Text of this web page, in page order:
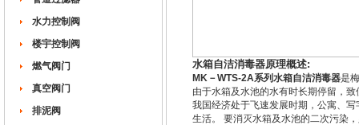
水力控制阀
楼宇控制阀
燃气阀门
真空阀门
排泥阀
水箱自洁消毒器原理概述:
MK－WTS-2A系列水箱自洁消毒器是
由于水箱及水池的水有时长期停留，
我国经济处于飞速发展时期，公寓、
生活。 要消灭水箱及水池的二次污染